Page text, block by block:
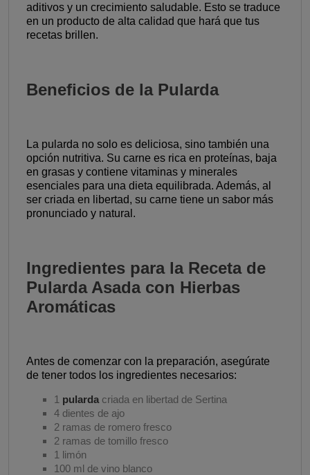
aditivos y un crecimiento saludable. Esto se traduce
en un producto de alta calidad que hará que tus
recetas brillen.
Beneficios de la Pularda
La pularda no solo es deliciosa, sino también una
opción nutritiva. Su carne es rica en proteínas, baja
en grasas y contiene vitaminas y minerales
esenciales para una dieta equilibrada. Además, al
ser criada en libertad, su carne tiene un sabor más
pronunciado y natural.
Ingredientes para la Receta de
Pularda Asada con Hierbas
Aromáticas
Antes de comenzar con la preparación, asegúrate
de tener todos los ingredientes necesarios:
1 pularda criada en libertad de Sertina
4 dientes de ajo
2 ramas de romero fresco
2 ramas de tomillo fresco
1 limón
100 ml de vino blanco